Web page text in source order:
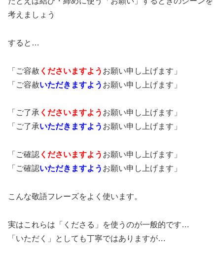
考えましょう
すると…
「ご容赦 くださいますよう お願い申し上げます」
「ご容赦いただきますよう お願い申し上げます」
「ご了承 くださいますよう お願い申し上げます」
「ご了承いただきますよう お願い申し上げます」
「ご確認 くださいますよう お願い申し上げます」
「ご確認いただきますよう お願い申し上げます」
こんな敬語フレーズをよく使います。
実はこれらは「くださる」を使うのが一般的です…
「いただく」としても丁寧ではありますが…